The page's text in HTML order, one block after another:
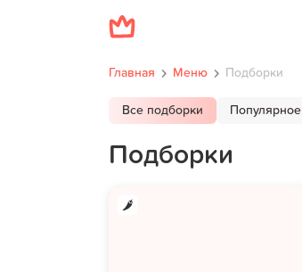
Главная Меню Подборки
Все подборки Популярное
Подборки